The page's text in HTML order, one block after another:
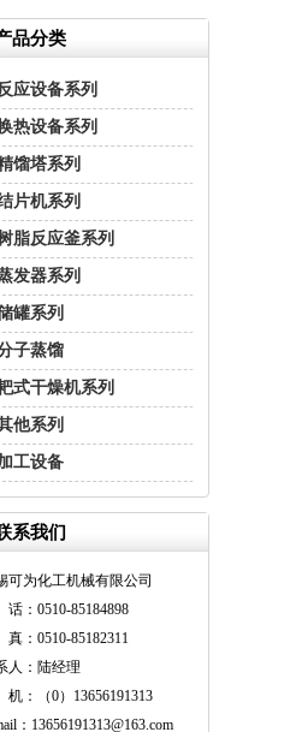
品分类
应设备系列
热设备系列
馏塔系列
片机系列
脂反应釜系列
发器系列
罐系列
子蒸馏
式干燥机系列
他系列
工设备
系我们
可为化工机械有限公司
：0510-85184898
：0510-85182311
人：陆经理
：（0）13656191313
：13656191313@163.com